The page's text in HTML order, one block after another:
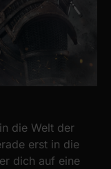
die Welt der
erst in die
dich auf eine